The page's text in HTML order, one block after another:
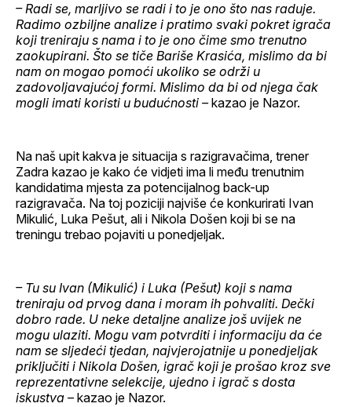
– Radi se, marljivo se radi i to je ono što nas raduje.
Radimo ozbiljne analize i pratimo svaki pokret igrača
koji treniraju s nama i to je ono čime smo trenutno
zaokupirani. Što se tiče Bariše Krasića, mislimo da bi
nam on mogao pomoći ukoliko se održi u
zadovoljavajućoj formi. Mislimo da bi od njega čak
mogli imati koristi u budućnosti –kazao je Nazor.
Na naš upit kakva je situacija s razigravačima, trener
Zadra kazao je kako će vidjeti ima li među trenutnim
kandidatima mjesta za potencijalnog back-up
razigravača. Na toj poziciji najviše će konkurirati Ivan
Mikulić, Luka Pešut, ali i Nikola Došen koji bi se na
treningu trebao pojaviti u ponedjeljak.
– Tu su Ivan (Mikulić) i Luka (Pešut) koji s nama
treniraju od prvog dana i moram ih pohvaliti. Dečki
dobro rade. U neke detaljne analize još uvijek ne
mogu ulaziti. Mogu vam potvrditi i informaciju da će
nam se sljedeći tjedan, najvjerojatnije u ponedjeljak
priključiti i Nikola Došen, igrač koji je prošao kroz sve
reprezentativne selekcije, ujedno i igrač s dosta
iskustva –kazao je Nazor.